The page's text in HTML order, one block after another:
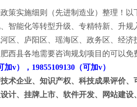
策实施细则（先进制造业） 整理！以
智能化等转型升级、专精特新、升规
区、庐阳区、瑶海区、政务区、经
西县各地需要咨询规划项目的可以免
加v），19855109130（可加v）
术企业、知识产权、科技成果评价、
计、挂牌上市、软件开发、网站建设